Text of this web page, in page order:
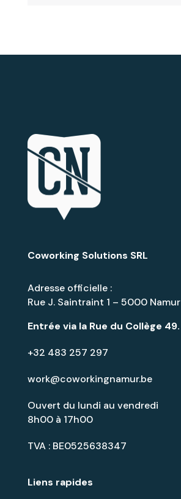
Liens rapides
Coworking Solutions SRL
Adresse officielle :
Rue J. Saintraint 1 – 5000 Namur
Entrée via la Rue du Collège 49.
+32 483 257 297
work@coworkingnamur.be
Ouvert du lundi au vendredi
8h00 à 17h00
TVA : BE0525638347